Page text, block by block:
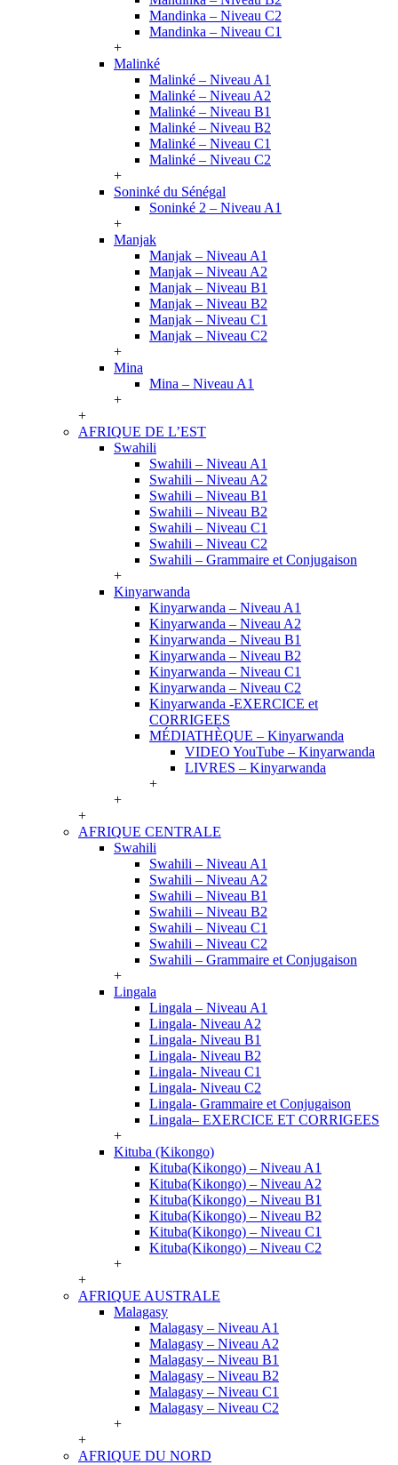
Mandinka – Niveau C2
Mandinka – Niveau C1
+
Malinké
Malinké – Niveau A1
Malinké – Niveau A2
Malinké – Niveau B1
Malinké – Niveau B2
Malinké – Niveau C1
Malinké – Niveau C2
+
Soninké du Sénégal
Soninké 2 – Niveau A1
+
Manjak
Manjak – Niveau A1
Manjak – Niveau A2
Manjak – Niveau B1
Manjak – Niveau B2
Manjak – Niveau C1
Manjak – Niveau C2
+
Mina
Mina – Niveau A1
+
+
AFRIQUE DE L’EST
Swahili
Swahili – Niveau A1
Swahili – Niveau A2
Swahili – Niveau B1
Swahili – Niveau B2
Swahili – Niveau C1
Swahili – Niveau C2
Swahili – Grammaire et Conjugaison
+
Kinyarwanda
Kinyarwanda – Niveau A1
Kinyarwanda – Niveau A2
Kinyarwanda – Niveau B1
Kinyarwanda – Niveau B2
Kinyarwanda – Niveau C1
Kinyarwanda – Niveau C2
Kinyarwanda -EXERCICE et
CORRIGEES
MÉDIATHÈQUE – Kinyarwanda
VIDEO YouTube – Kinyarwanda
LIVRES – Kinyarwanda
+
+
+
AFRIQUE CENTRALE
Swahili
Swahili – Niveau A1
Swahili – Niveau A2
Swahili – Niveau B1
Swahili – Niveau B2
Swahili – Niveau C1
Swahili – Niveau C2
Swahili – Grammaire et Conjugaison
+
Lingala
Lingala – Niveau A1
Lingala- Niveau A2
Lingala- Niveau B1
Lingala- Niveau B2
Lingala- Niveau C1
Lingala- Niveau C2
Lingala- Grammaire et Conjugaison
Lingala– EXERCICE ET CORRIGEES
+
Kituba (Kikongo)
Kituba(Kikongo) – Niveau A1
Kituba(Kikongo) – Niveau A2
Kituba(Kikongo) – Niveau B1
Kituba(Kikongo) – Niveau B2
Kituba(Kikongo) – Niveau C1
Kituba(Kikongo) – Niveau C2
+
+
AFRIQUE AUSTRALE
Malagasy
Malagasy – Niveau A1
Malagasy – Niveau A2
Malagasy – Niveau B1
Malagasy – Niveau B2
Malagasy – Niveau C1
Malagasy – Niveau C2
+
+
AFRIQUE DU NORD